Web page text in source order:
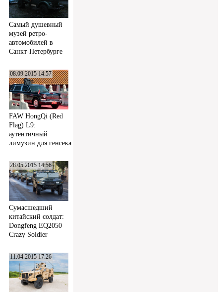
Самый душевный
музей ретро-
автомобилей в
Санкт-Петербурге
08.09.2015 14:57
FAW HongQi (Red
Flag) L9:
аутентичный
лимузин для генсека
28.05.2015 14:56
Сумасшедший
китайский солдат:
Dongfeng EQ2050
Crazy Soldier
11.04.2015 17:26